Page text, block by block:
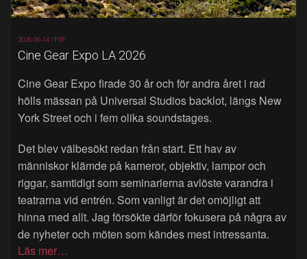
2026-06-14 | FSF
Cine Gear Expo LA 2026
Cine Gear Expo firade 30 år och för andra året i rad
hölls mässan på Universal Studios backlot, längs New
York Street och i fem olika soundstages.
Det blev välbesökt redan från start. Ett hav av
människor klämde på kameror, objektiv, lampor och
riggar, samtidigt som seminarierna avlöste varandra i
teatrarna vid entrén. Som vanligt är det omöjligt att
hinna med allt. Jag försökte därför fokusera på några av
de nyheter och möten som kändes mest intressanta.
Läs mer…